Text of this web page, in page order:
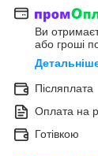
Ви
або гроші
Післяплата
Оплата на
Готівкою